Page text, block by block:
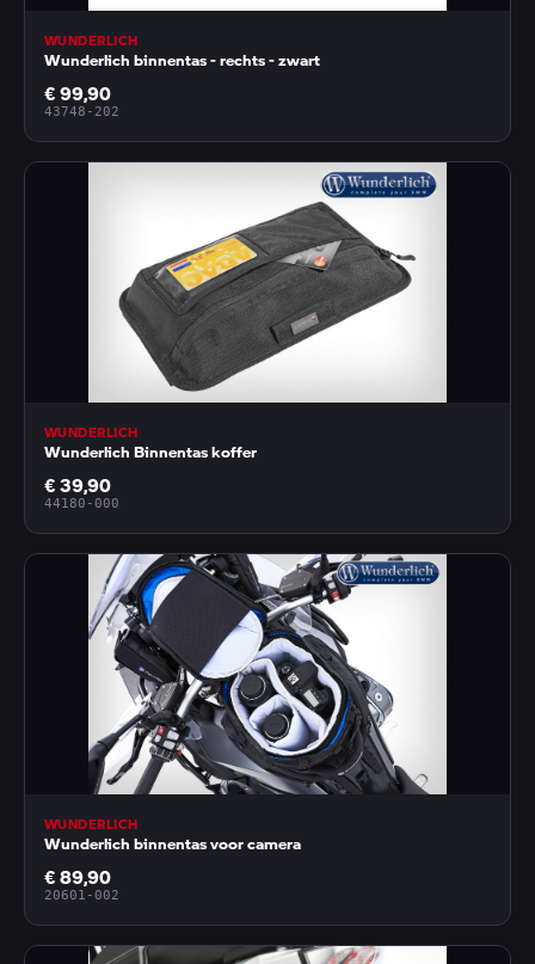
WUNDERLICH
Wunderlich binnentas - rechts - zwart
€ 99,90
43748-202
WUNDERLICH
Wunderlich Binnentas koffer
€ 39,90
44180-000
WUNDERLICH
Wunderlich binnentas voor camera
€ 89,90
20601-002